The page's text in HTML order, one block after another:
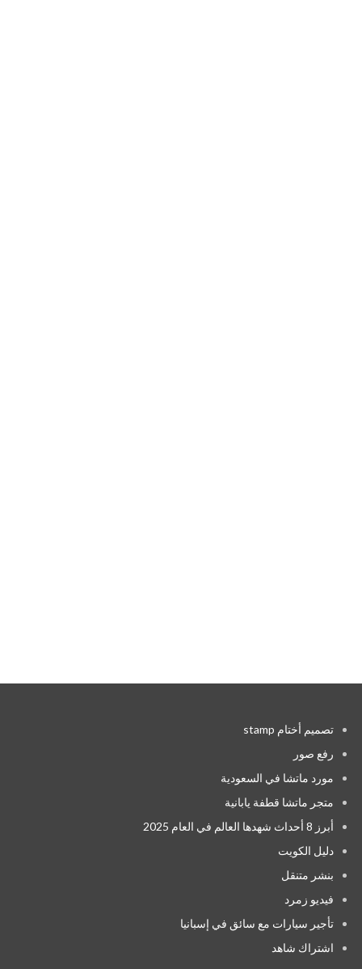
تصميم أختام stamp
رفع صور
مورد ماتشا في السعودية
متجر ماتشا قطفة يابانية
أبرز 8 أحداث شهدها العالم في العام 2025
دليل الكويت
بنشر متنقل
فيديو زمرد
تأجير سيارات مع سائق في إسبانيا
اشتراك شاهد